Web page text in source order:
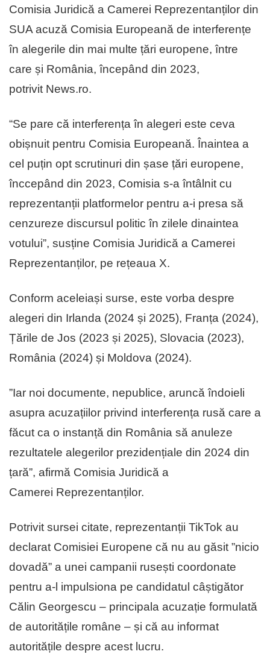
Comisia Juridică a Camerei Reprezentanților din
SUA acuză Comisia Europeană de interferențe
în alegerile din mai multe țări europene, între
care și România, începând din 2023,
potrivit News.ro.
“Se pare că interferența în alegeri este ceva
obișnuit pentru Comisia Europeană. Înaintea a
cel puțin opt scrutinuri din șase țări europene,
înccepând din 2023, Comisia s-a întâlnit cu
reprezentanții platformelor pentru a-i presa să
cenzureze discursul politic în zilele dinaintea
votului”, susține Comisia Juridică a Camerei
Reprezentanților, pe rețeaua X.
Conform aceleiași surse, este vorba despre
alegeri din Irlanda (2024 și 2025), Franța (2024),
Țările de Jos (2023 și 2025), Slovacia (2023),
România (2024) și Moldova (2024).
”Iar noi documente, nepublice, aruncă îndoieli
asupra acuzațiilor privind interferența rusă care a
făcut ca o instanță din România să anuleze
rezultatele alegerilor prezidențiale din 2024 din
țară”, afirmă Comisia Juridică a
Camerei Reprezentanților.
Potrivit sursei citate, reprezentanții TikTok au
declarat Comisiei Europene că nu au găsit ”nicio
dovadă” a unei campanii rusești coordonate
pentru a-l impulsiona pe candidatul câștigător
Călin Georgescu – principala acuzație formulată
de autoritățile române – și că au informat
autoritățile despre acest lucru.